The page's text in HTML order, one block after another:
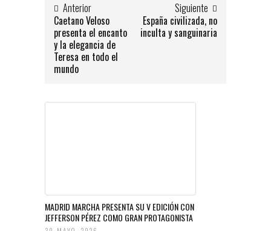
Anterior
Caetano Veloso
presenta el encanto
y la elegancia de
Teresa en todo el
mundo
Siguiente
España civilizada, no
inculta y sanguinaria
MADRID MARCHA PRESENTA SU V EDICIÓN CON
JEFFERSON PÉREZ COMO GRAN PROTAGONISTA